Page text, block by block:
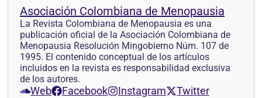
Asociación Colombiana de Menopausia
La Revista Colombiana de Menopausia es una
publicación oficial de la Asociación Colombiana de
Menopausia Resolución Mingobierno Núm. 107 de
1995. El contenido conceptual de los artículos
incluidos en la revista es responsabilidad exclusiva
de los autores.
Web Facebook Instagram Twitter